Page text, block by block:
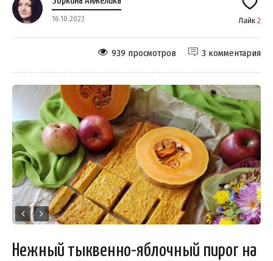
16.10.2023 Лайк 2
3 комментария
939 просмотров
Нежный тыквенно-яблочный пирог на